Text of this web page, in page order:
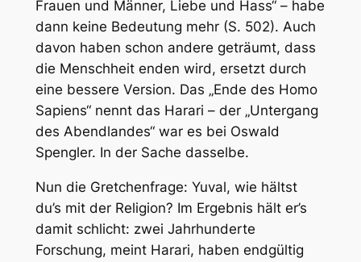
Frauen und Männer, Liebe und Hass“– habe
dann keine Bedeutung mehr (S. 502). Auch
davon haben schon andere geträumt, dass
die Menschheit enden wird, ersetzt durch
eine bessere Version. Das „Ende des Homo
Sapiens“ nennt das Harari – der „Untergang
des Abendlandes“ war es bei Oswald
Spengler. In der Sache dasselbe.
Nun die Gretchenfrage: Yuval, wie hältst
du’s mit der Religion? Im Ergebnis hält er’s
damit schlicht: zwei Jahrhunderte
Forschung, meint Harari, haben endgültig